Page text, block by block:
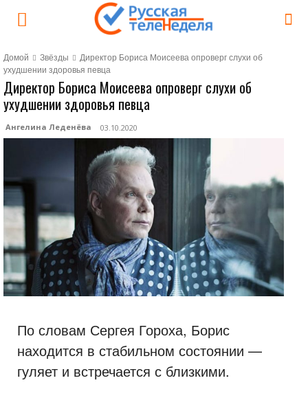
Домой Звёзды
Директор Бориса Моисеева опроверг слухи об
ухудшении здоровья певца
Директор Бориса Моисеева опроверг слухи об
ухудшении здоровья певца
Ангелина Леденёва 03.10.2020
По словам Сергея Гороха, Борис
находится в стабильном состоянии —
гуляет и встречается с близкими.